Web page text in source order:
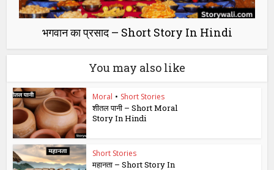
भगवान का प्रसाद – Short Story In Hindi
You may also like
Moral • Short Stories
शीतल पानी – Short Moral
Story In Hindi
Short Stories
महानता – Short Story In